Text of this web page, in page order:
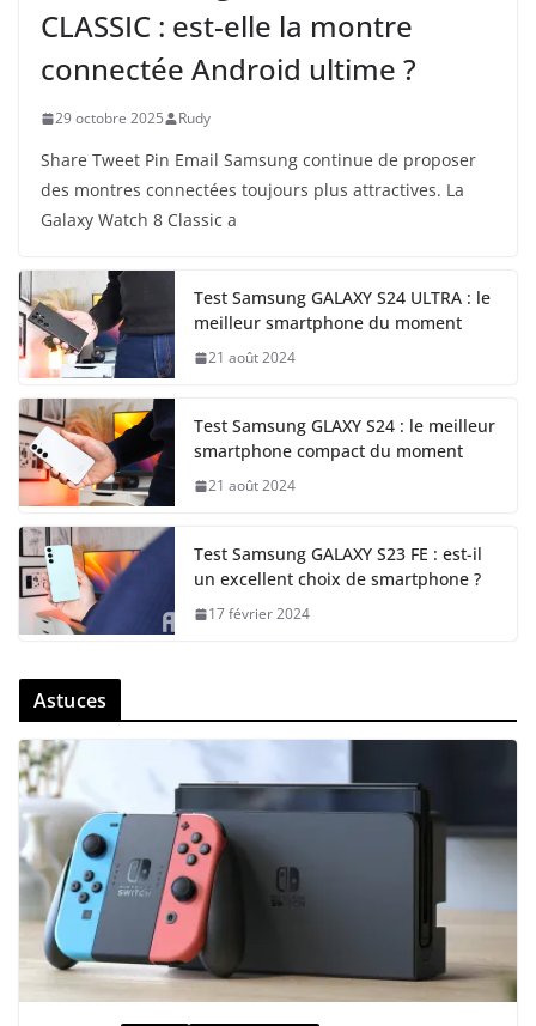
CLASSIC : est-elle la montre
connectée Android ultime ?
29 octobre 2025 Rudy
Share Tweet Pin Email Samsung continue de proposer
des montres connectées toujours plus attractives. La
Galaxy Watch 8 Classic a
Test Samsung GALAXY S24 ULTRA : le
meilleur smartphone du moment
21 août 2024
Test Samsung GLAXY S24 : le meilleur
smartphone compact du moment
21 août 2024
Test Samsung GALAXY S23 FE : est-il
un excellent choix de smartphone ?
17 février 2024
Astuces